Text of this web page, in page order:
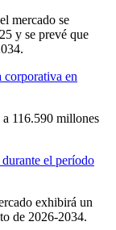
mercado se
y se prevé que
corporativa en
116.590 millones
el período
exhibirá un
de 2026-2034.